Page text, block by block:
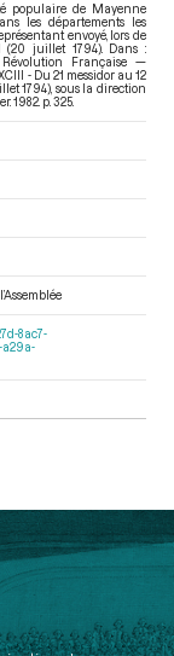
populaire de Mayenne
les départements les
envoyé, lors de
juillet 1794). Dans :
Française —
- Du 21 messidor au 12
1794) , sous la direction
1982. p. 325.
8ac7-
a29a-